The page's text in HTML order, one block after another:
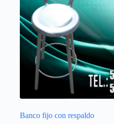
Banco fijo con respaldo